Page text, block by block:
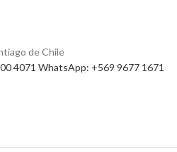
de Chile
4071 WhatsApp: +569 9677 1671